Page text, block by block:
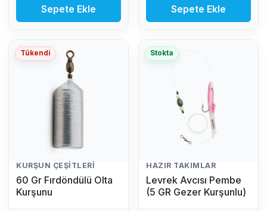
Sepete Ekle Sepete Ekle
Tükendi
KURŞUN ÇEŞITLERI
60 Gr Fırdöndülü Olta
Kurşunu
Stokta
HAZIR TAKIMLAR
Levrek Avcısı Pembe
(5 GR Gezer Kurşunlu)